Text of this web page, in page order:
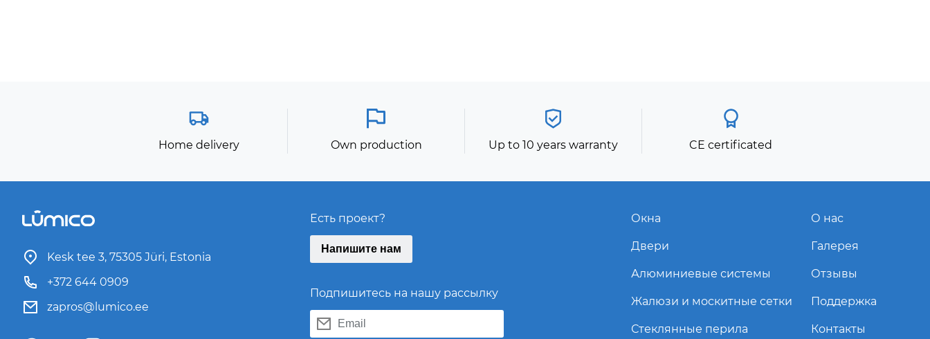
Home delivery Own production Up to 10 years warranty CE certificated
Kesk tee 3, 75305 Jüri, Estonia
+372 644 0909
zapros@lumico.ee
Есть проект?
Напишите нам
Подпишитесь на нашу рассылку
Email
Окна
Двери
Алюминиевые системы
Жалюзи и москитные сетки
Стеклянные перила
О нас
Галерея
Отзывы
Поддержка
Контакты